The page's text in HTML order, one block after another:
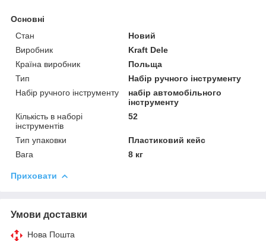
Основні
Стан
Новий
Виробник
Kraft Dele
Країна виробник
Польща
Тип
Набір ручного інструменту
Набір ручного інструменту
набір автомобільного
інструменту
Кількість в наборі
інструментів
52
Тип упаковки
Пластиковий кейс
Вага
8 кг
Приховати
Умови доставки
Нова Пошта